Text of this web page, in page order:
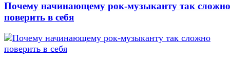
Почему начинающему рок-музыканту так сложно
поверить в себя